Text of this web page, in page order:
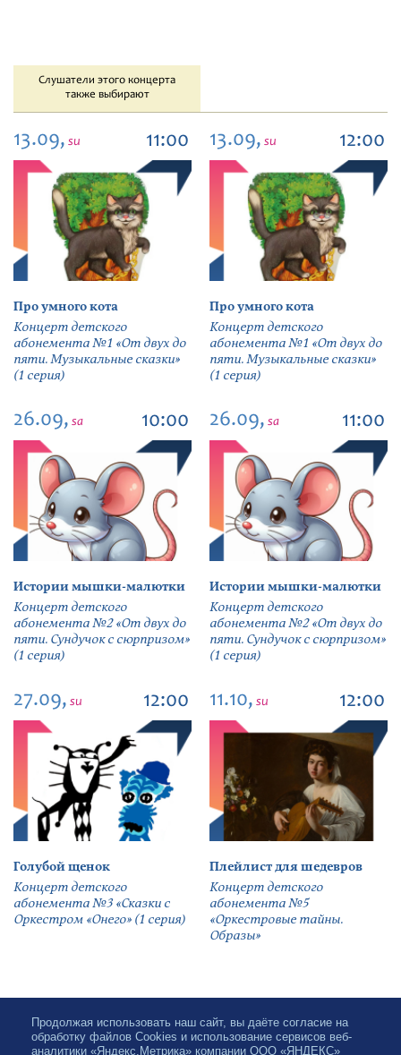
Слушатели этого концерта
также выбирают
13.09, su 11:00
Про умного кота
Концерт детского
абонемента №1 «От двух до
пяти. Музыкальные сказки»
(1 серия)
13.09, su 12:00
Про умного кота
Концерт детского
абонемента №1 «От двух до
пяти. Музыкальные сказки»
(1 серия)
26.09, sa 10:00
Истории мышки-малютки
Концерт детского
абонемента №2 «От двух до
пяти. Сундучок с сюрпризом»
(1 серия)
26.09, sa 11:00
Истории мышки-малютки
Концерт детского
абонемента №2 «От двух до
пяти. Сундучок с сюрпризом»
(1 серия)
27.09, su 12:00
Голубой щенок
Концерт детского
абонемента №3 «Сказки с
Оркестром «Онего» (1 серия)
11.10, su 12:00
Плейлист для шедевров
Концерт детского
абонемента №5
«Оркестровые тайны.
Образы»
Продолжая использовать наш сайт, вы даёте согласие на
обработку файлов Cookies и использование сервисов веб-
аналитики «Яндекс.Метрика» компании ООО «ЯНДЕКС»